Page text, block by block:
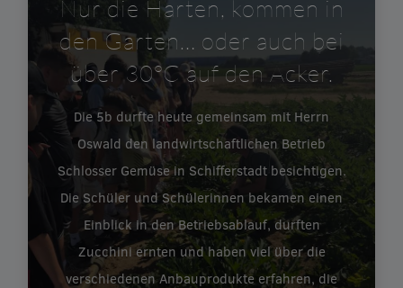
Nur die Harten, kommen in
den Garten… oder auch bei
über 30°C auf den Acker.
Die 5b durfte heute gemeinsam mit Herrn
Oswald den landwirtschaftlichen Betrieb
Schlosser Gemüse in Schifferstadt besichtigen.
Die Schüler und Schülerinnen bekamen einen
Einblick in den Betriebsablauf, durften
Zucchini ernten und haben viel über die
verschiedenen Anbauprodukte erfahren, die